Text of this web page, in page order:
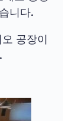
공장이